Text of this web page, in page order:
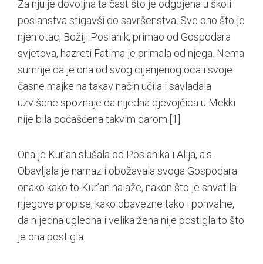
Za nju je dovoljna ta čast što je odgojena u školi
poslanstva stigavši do savršenstva. Sve ono što je
njen otac, Božiji Poslanik, primao od Gospodara
svjetova, hazreti Fatima je primala od njega. Nema
sumnje da je ona od svog cijenjenog oca i svoje
časne majke na takav način učila i savladala
uzvišene spoznaje da nijedna djevojčica u Mekki
nije bila počašćena takvim darom. [1]
Ona je Kur’an slušala od Poslanika i Alija, a.s.
Obavljala je namaz i obožavala svoga Gospodara
onako kako to Kur’an nalaže, nakon što je shvatila
njegove propise, kako obavezne tako i pohvalne,
da nijedna ugledna i velika žena nije postigla to što
je ona postigla.